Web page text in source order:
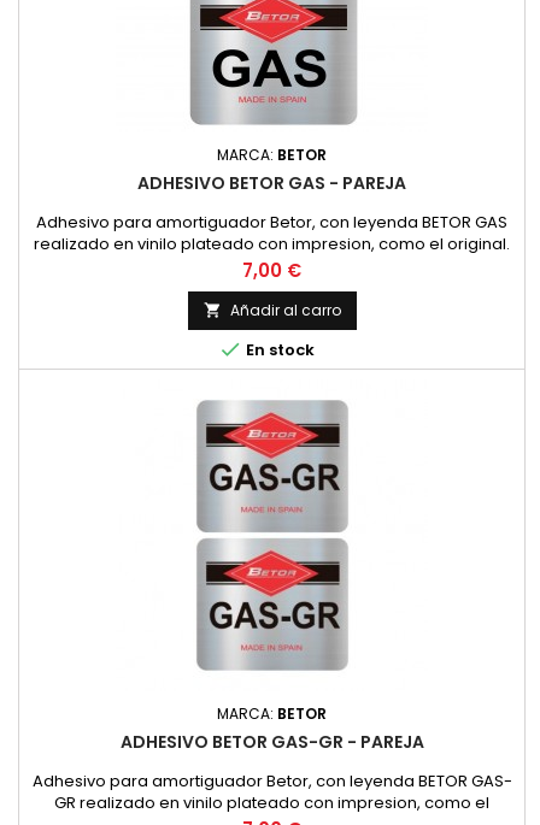
MARCA: BETOR
ADHESIVO BETOR GAS - PAREJA
Adhesivo para amortiguador Betor, con leyenda BETOR GAS
realizado en vinilo plateado con impresion, como el original.
PRECIO POR PAREJA
Precio
7,00 €
 Añadir al carro
 En stock
MARCA: BETOR
ADHESIVO BETOR GAS-GR - PAREJA
Adhesivo para amortiguador Betor, con leyenda BETOR GAS-
GR realizado en vinilo plateado con impresion, como el